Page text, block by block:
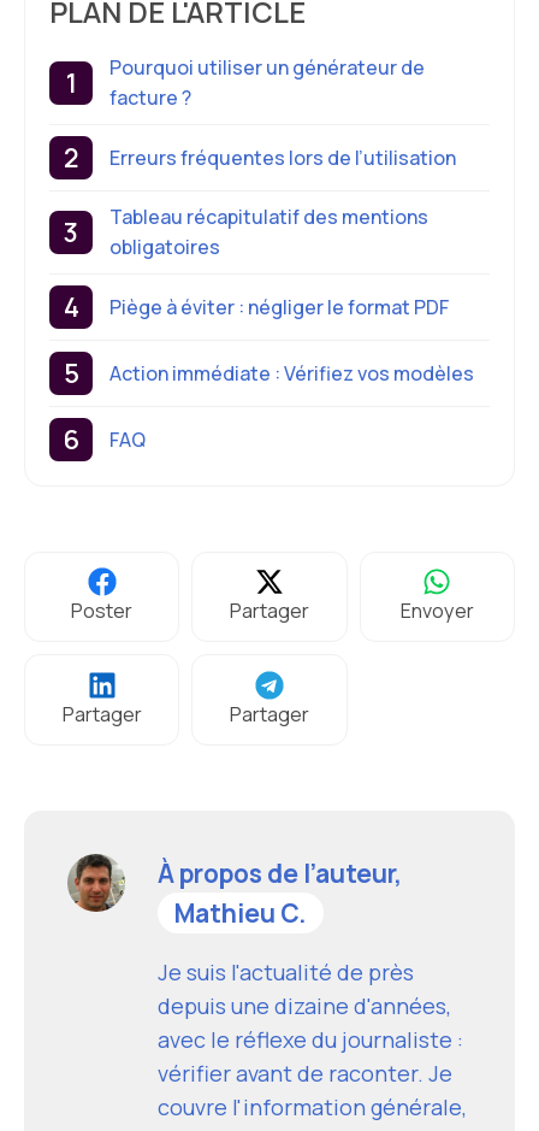
PLAN DE L'ARTICLE
Pourquoi utiliser un générateur de
facture ?
Erreurs fréquentes lors de l’utilisation
Tableau récapitulatif des mentions
obligatoires
Piège à éviter : négliger le format PDF
Action immédiate : Vérifiez vos modèles
FAQ
Poster Partager Envoyer
Partager Partager
À propos de l’auteur,
Mathieu C.
Je suis l'actualité de près
depuis une dizaine d'années,
avec le réflexe du journaliste :
vérifier avant de raconter. Je
couvre l'information générale,